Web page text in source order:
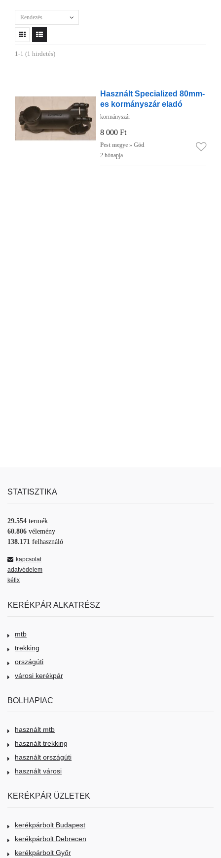
Rendezés
1-1 (1 hirdetés)
Használt Specialized 80mm-
es kormányszár eladó
kormányszár
8 000 Ft
Pest megye » Göd
2 hónapja
STATISZTIKA
29.554 termék
60.806 vélemény
138.171 felhasználó
kapcsolat
adatvédelem
kéfix
KERÉKPÁR ALKATRÉSZ
mtb
trekking
országúti
városi kerékpár
BOLHAPIAC
használt mtb
használt trekking
használt országúti
használt városi
KERÉKPÁR ÜZLETEK
kerékpárbolt Budapest
kerékpárbolt Debrecen
kerékpárbolt Győr